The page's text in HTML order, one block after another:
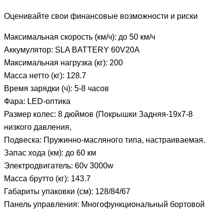
Оценивайте свои финансовые возможности и риски
Максимальная скорость (км/ч): до 50 км/ч
Аккумулятор: SLA BATTERY 60V20A
Максимальная нагрузка (кг): 200
Масса нетто (кг): 128.7
Время зарядки (ч): 5-8 часов
Фара: LED-оптика
Размер колес: 8 дюймов (Покрышки Задняя-19х7-8
низкого давления,
Подвеска: Пружинно-масляного типа, настраиваемая.
Запас хода (км): до 60 км
Электродвигатель: 60v 3000w
Масса брутто (кг): 143.7
Габариты упаковки (см): 128/84/67
Панель управления: Многофункциональный бортовой